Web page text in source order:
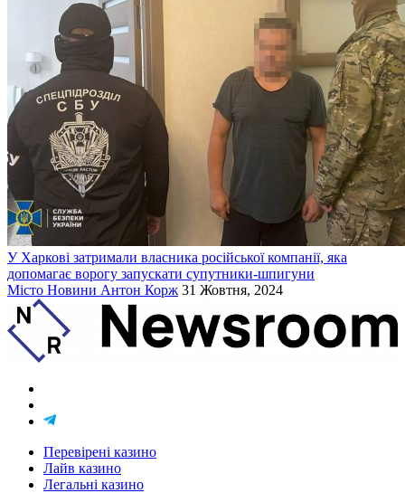
У Харкові затримали власника російської компанії, яка
допомагає ворогу запускати супутники-шпигуни
Місто Новини Антон Корж 31 Жовтня, 2024
Перевірені казино
Лайв казино
Легальні казино